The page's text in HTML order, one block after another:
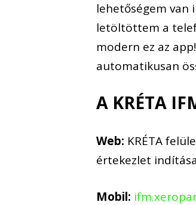
lehetőségem van
letöltöttem a
modern ez az
automatikusan
A KRÉTA
Web: KRÉTA
értekezlet
Mobil: